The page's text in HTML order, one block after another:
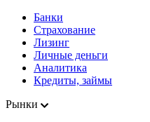
Банки
Страхование
Лизинг
Личные деньги
Аналитика
Кредиты, займы
Рынки